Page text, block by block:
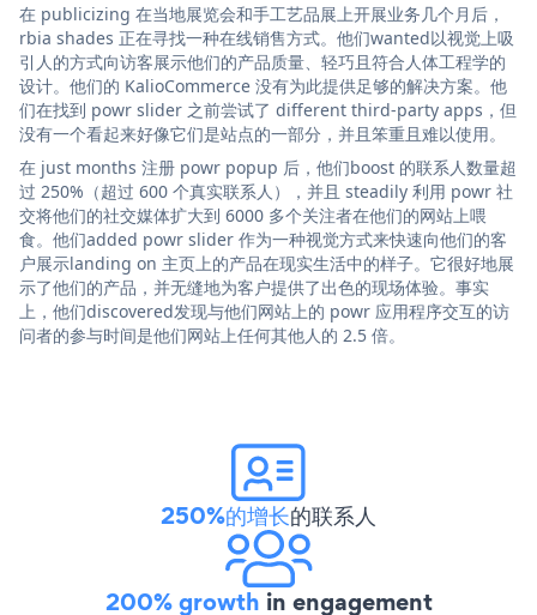
在 publicizing 在当地展览会和手工艺品展上开展业务几个月后，
rbia shades 正在寻找一种在线销售方式。他们wanted以视觉上吸
引人的方式向访客展示他们的产品质量、轻巧且符合人体工程学的
设计。他们的 KalioCommerce 没有为此提供足够的解决方案。他
们在找到 powr slider 之前尝试了 different third-party apps，但
没有一个看起来好像它们是站点的一部分，并且笨重且难以使用。
在 just months 注册 powr popup 后，他们boost 的联系人数量超
过 250%（超过 600 个真实联系人），并且 steadily 利用 powr 社
交将他们的社交媒体扩大到 6000 多个关注者在他们的网站上喂
食。他们added powr slider 作为一种视觉方式来快速向他们的客
户展示landing on 主页上的产品在现实生活中的样子。它很好地展
示了他们的产品，并无缝地为客户提供了出色的现场体验。事实
上，他们discovered发现与他们网站上的 powr 应用程序交互的访
问者的参与时间是他们网站上任何其他人的 2.5 倍。
250%的增长的联系人
200% growth in engagement